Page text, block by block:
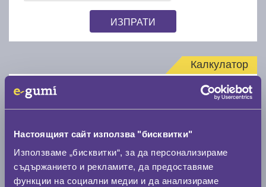
Настоящият сайт използва "бисквитки"
Използваме „бисквитки“, за да персонализираме
съдържанието и рекламите, да предоставяме
функции на социални медии и да анализираме
ИЗПРАТИ
Калкулатор
Нов размер